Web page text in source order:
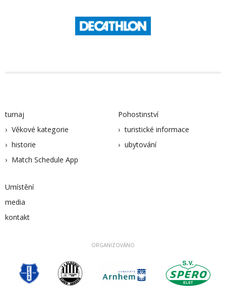
turnaj
Věkové kategorie
historie
Match Schedule App
Pohostinství
turistické informace
ubytování
Umístění
media
kontakt
ORGANIZOVÁNO